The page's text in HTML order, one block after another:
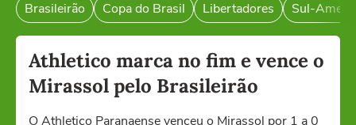
Brasileirão Copa do Brasil Libertadores Sul-
Athletico marca no fim e vence o
Mirassol pelo Brasileirão
O Athletico Paranaense venceu o Mirassol por 1 a 0